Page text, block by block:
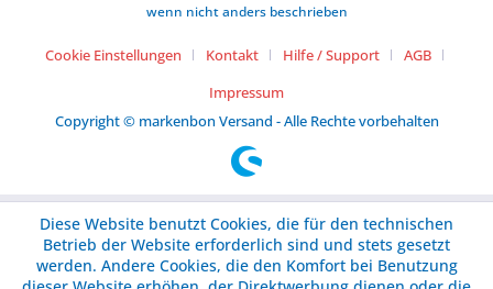
wenn nicht anders beschrieben
Cookie Einstellungen Kontakt Hilfe / Support
AGB
Impressum
Copyright © markenbon Versand - Alle Rechte vorbehalten
Diese Website benutzt Cookies, die für den technischen
Betrieb der Website erforderlich sind und stets gesetzt
werden. Andere Cookies, die den Komfort bei Benutzung